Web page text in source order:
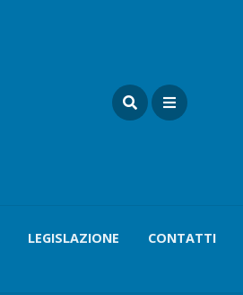
LEGISLAZIONE CONTATTI